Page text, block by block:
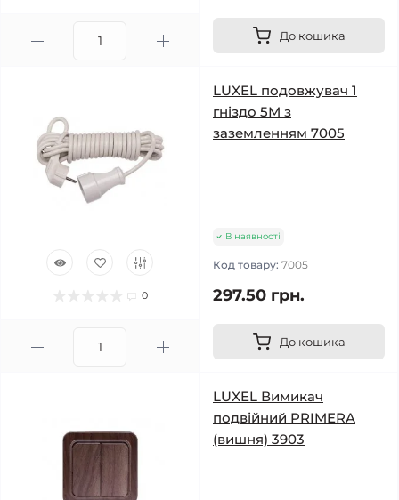
До кошика
0
LUXEL подовжувач 1
гніздо 5М з
заземленням 7005
В наявності
Код товару: 7005
297.50 грн.
До кошика
LUXEL Вимикач
подвійний PRIMERA
(вишня) 3903